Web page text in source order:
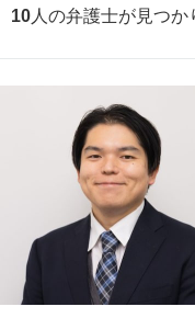
10 人の弁護士が見つか